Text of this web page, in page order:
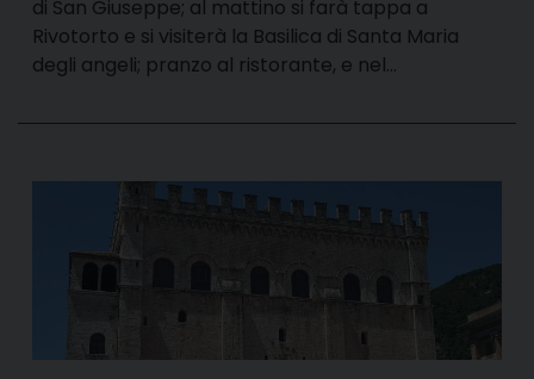
di San Giuseppe; al mattino si farà tappa a
Rivotorto e si visiterà la Basilica di Santa Maria
degli angeli; pranzo al ristorante, e nel…